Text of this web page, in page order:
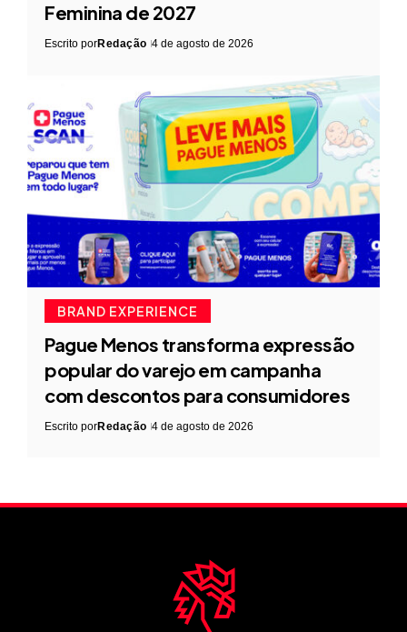
Feminina de 2027
Escrito porRedação 4 de agosto de 2026
BRAND EXPERIENCE
Pague Menos transforma expressão
popular do varejo em campanha
com descontos para consumidores
Escrito porRedação 4 de agosto de 2026